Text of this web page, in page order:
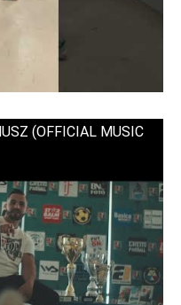
(OFFICIAL MUSIC